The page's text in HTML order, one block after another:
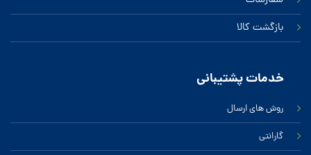
بازگشت کالا
خدمات پشتیبانی
روش های ارسال
گارانتی